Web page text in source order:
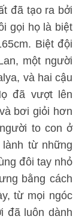
đã tạo ra bởi
gọi họ là biệt
Biệt đội
một người
và hai cậu
đã vượt lên
bơi giỏi hơn
to con ở
từ những
đôi tay nhỏ
bằng cách
từ mọi ngóc
đã luôn dành